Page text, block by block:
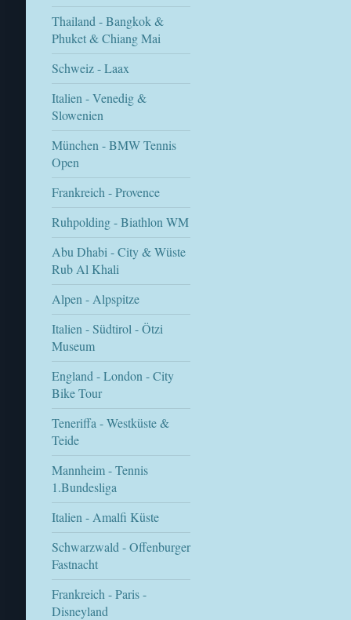
Thailand - Bangkok &
Phuket & Chiang Mai
Schweiz - Laax
Italien - Venedig &
Slowenien
München - BMW Tennis
Open
Frankreich - Provence
Ruhpolding - Biathlon WM
Abu Dhabi - City & Wüste
Rub Al Khali
Alpen - Alpspitze
Italien - Südtirol - Ötzi
Museum
England - London - City
Bike Tour
Teneriffa - Westküste &
Teide
Mannheim - Tennis
1.Bundesliga
Italien - Amalfi Küste
Schwarzwald - Offenburger
Fastnacht
Frankreich - Paris -
Disneyland